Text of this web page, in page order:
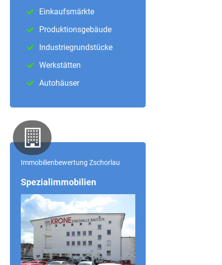
Einkaufsmärkte
Produktionsgebäude
Industriegrundstücke
Werkstätten
Autohäuser
Immobilienbewertung Zschorlau
Spezialimmobilien